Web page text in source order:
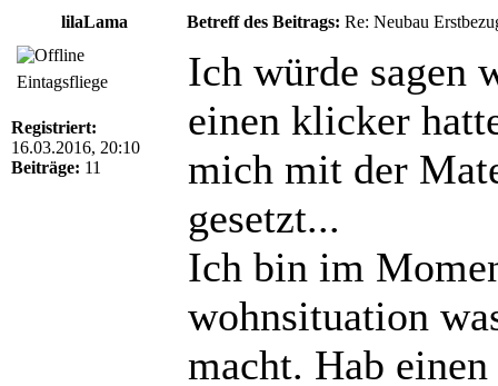
lilaLama
Betreff des Beitrags: Re: Neubau
Eintagsfliege
Registriert:
16.03.2016, 20:10
Beiträge: 11
Ich würde sagen
einen klicker
mich mit der
gesetzt...
Ich bin im
wohnsituation
macht. Hab